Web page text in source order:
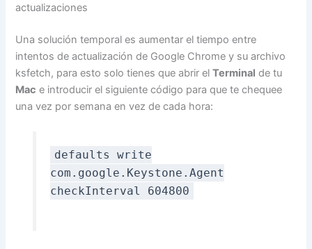
actualizaciones
Una solución temporal es aumentar el tiempo entre
intentos de actualización de Google Chrome y su archivo
ksfetch, para esto solo tienes que abrir elTerminal de tu
Mac e introducir el siguiente código para que te chequee
una vez por semana en vez de cada hora:
defaults write
com.google.Keystone.Agent
checkInterval 604800